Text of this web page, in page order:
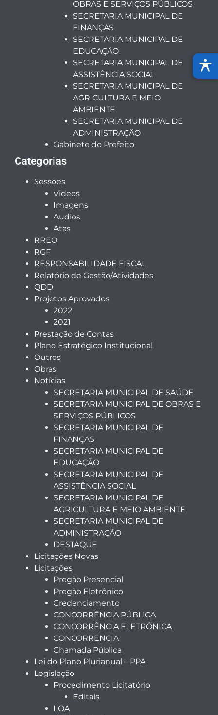
OBRAS E SERVIÇOS PÚBLICOS
SECRETARIA MUNICIPAL DE
FINANÇAS
SECRETARIA MUNICIPAL DE
EDUCAÇÃO
SECRETARIA MUNICIPAL DE
ASSISTÊNCIA SOCIAL
SECRETARIA MUNICIPAL DE
AGRICULTURA E MEIO
AMBIENTE
SECRETARIA MUNICIPAL DE
ADMINISTRAÇÃO
Gabinete do Prefeito
Categorias
Sessões
Videos
Imagens
Audios
Atas
RREO
RGF
RESPONSABILIDADE FISCAL
Relatório de Gestão/Atividades
QDD
Projetos Aprovados
2022
2021
Prestação de Contas
Plano Estratégico Institucional
Outros
Obras
Notícias
SECRETARIA MUNICIPAL DE SAÚDE
SECRETARIA MUNICIPAL DE OBRAS E
SERVIÇOS PÚBLICOS
SECRETARIA MUNICIPAL DE
FINANÇAS
SECRETARIA MUNICIPAL DE
EDUCAÇÃO
SECRETARIA MUNICIPAL DE
ASSISTÊNCIA SOCIAL
SECRETARIA MUNICIPAL DE
AGRICULTURA E MEIO AMBIENTE
SECRETARIA MUNICIPAL DE
ADMINISTRAÇÃO
DESTAQUE
Licitações Novas
Licitações
Pregão Presencial
Pregão Eletrônico
Credenciamento
CONCORRÊNCIA PÚBLICA
CONCORRÊNCIA ELETRÔNICA
CONCORRENCIA
Chamada Pública
Lei do Plano Plurianual – PPA
Legislação
Procedimento Licitatório
Editais
LOA